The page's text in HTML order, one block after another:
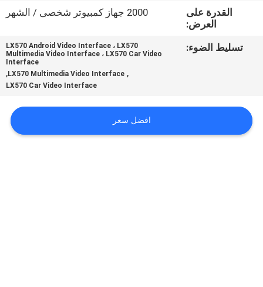
حالات
القدرة على
العرض:
2000 جهاز كمبيوتر شخصى / الشهر
تسليط الضوء:
LX570 Android Video Interface ، LX570
Multimedia Video Interface ، LX570 Car Video
Interface
,
LX570 Multimedia Video Interface
,
LX570 Car Video Interface
افضل سعر